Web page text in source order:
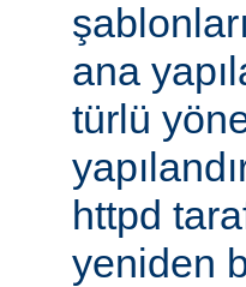
ana
türlü
httpd
yeniden